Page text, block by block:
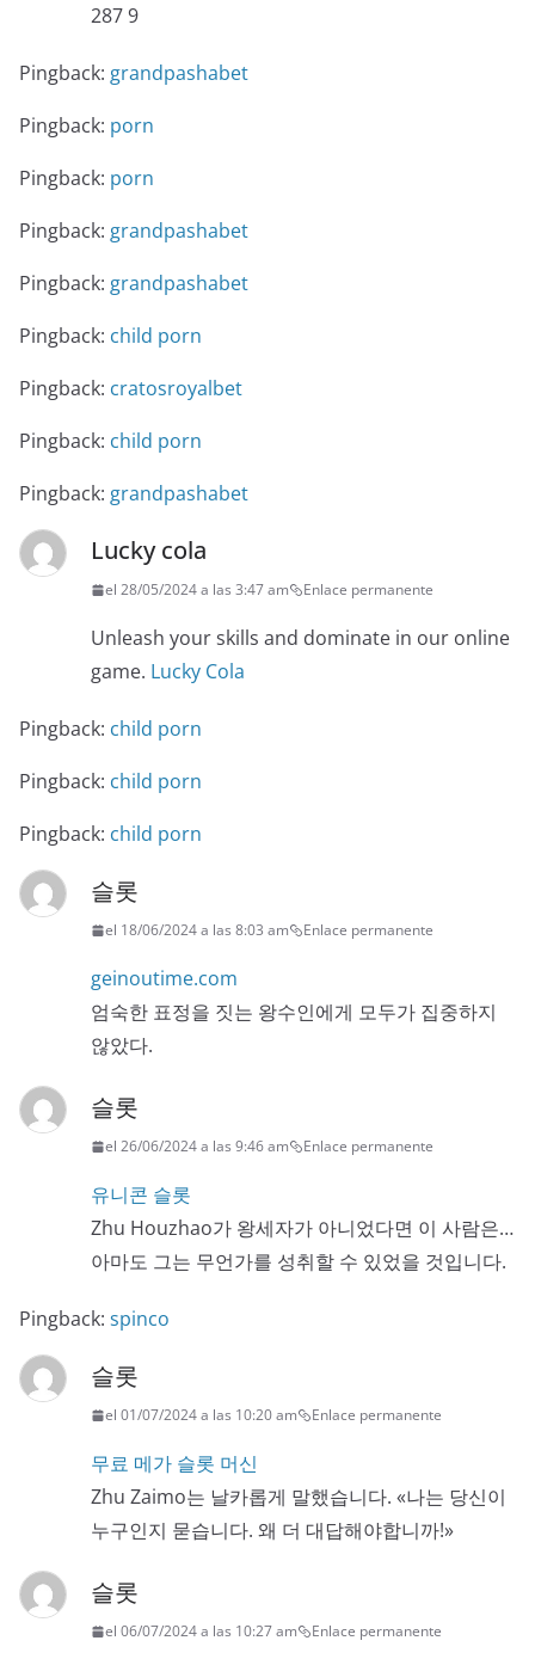
287 9
Pingback: grandpashabet
Pingback: porn
Pingback: porn
Pingback: grandpashabet
Pingback: grandpashabet
Pingback: child porn
Pingback: cratosroyalbet
Pingback: child porn
Pingback: grandpashabet
Lucky cola
el 28/05/2024 a las 3:47 am Enlace permanente
Unleash your skills and dominate in our online
game. Lucky Cola
Pingback: child porn
Pingback: child porn
Pingback: child porn
슬롯
el 18/06/2024 a las 8:03 am Enlace permanente
geinoutime.com
엄숙한 표정을 짓는 왕수인에게 모두가 집중하지
않았다.
슬롯
el 26/06/2024 a las 9:46 am Enlace permanente
유니콘 슬롯
Zhu Houzhao가 왕세자가 아니었다면 이 사람은…
아마도 그는 무언가를 성취할 수 있었을 것입니다.
Pingback: spinco
슬롯
el 01/07/2024 a las 10:20 am Enlace permanente
무료 메가 슬롯 머신
Zhu Zaimo는 날카롭게 말했습니다. «나는 당신이
누구인지 묻습니다. 왜 더 대답해야합니까!»
슬롯
el 06/07/2024 a las 10:27 am Enlace permanente